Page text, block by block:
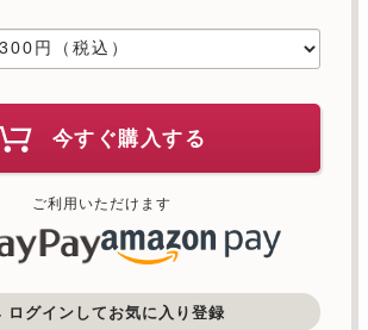
今すぐ購入する
ご利用いただけます
ログインしてお気に入り登録